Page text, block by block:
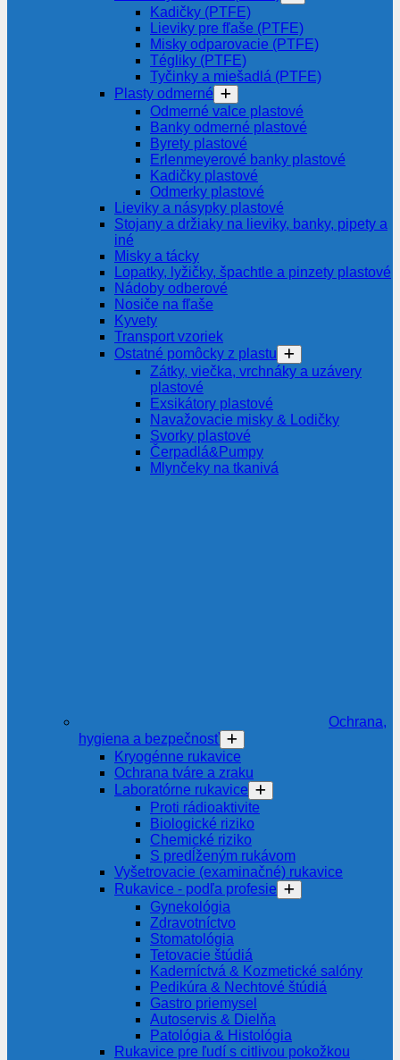
Kadičky (PTFE)
Lieviky pre fľaše (PTFE)
Misky odparovacie (PTFE)
Tégliky (PTFE)
Tyčinky a miešadlá (PTFE)
Plasty odmerné
Odmerné valce plastové
Banky odmerné plastové
Byrety plastové
Erlenmeyerové banky plastové
Kadičky plastové
Odmerky plastové
Lieviky a násypky plastové
Stojany a držiaky na lieviky, banky, pipety a
iné
Misky a tácky
Lopatky, lyžičky, špachtle a pinzety plastové
Nádoby odberové
Nosiče na fľaše
Kyvety
Transport vzoriek
Ostatné pomôcky z plastu
Zátky, viečka, vrchnáky a uzávery
plastové
Exsikátory plastové
Navažovacie misky & Lodičky
Svorky plastové
Čerpadlá&Pumpy
Mlynčeky na tkanivá
Ochrana,
hygiena a bezpečnosť
Kryogénne rukavice
Ochrana tváre a zraku
Laboratórne rukavice
Proti rádioaktivite
Biologické riziko
Chemické riziko
S predĺženým rukávom
Vyšetrovacie (examinačné) rukavice
Rukavice - podľa profesie
Gynekológia
Zdravotníctvo
Stomatológia
Tetovacie štúdiá
Kaderníctvá & Kozmetické salóny
Pedikúra & Nechtové štúdiá
Gastro priemysel
Autoservis & Dielňa
Patológia & Histológia
Rukavice pre ľudí s citlivou pokožkou